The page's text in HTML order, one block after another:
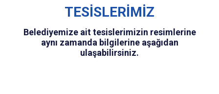
TESİSLERİMİZ
Belediyemize ait tesislerimizin resimlerine
aynı zamanda bilgilerine aşağıdan
ulaşabilirsiniz.